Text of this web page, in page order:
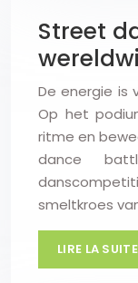
Street
De energie is
Op het
ritme en
dance
smeltkroes
LIRE LA SUITE